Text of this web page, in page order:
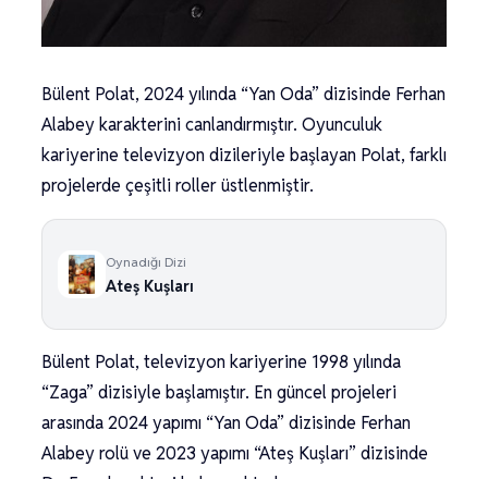
Bülent Polat, 2024 yılında “Yan Oda” dizisinde Ferhan
Alabey karakterini canlandırmıştır. Oyunculuk
kariyerine televizyon dizileriyle başlayan Polat, farklı
projelerde çeşitli roller üstlenmiştir.
Oynadığı Dizi
Ateş Kuşları
Bülent Polat, televizyon kariyerine 1998 yılında
“Zaga” dizisiyle başlamıştır. En güncel projeleri
arasında 2024 yapımı “Yan Oda” dizisinde Ferhan
Alabey rolü ve 2023 yapımı “Ateş Kuşları” dizisinde